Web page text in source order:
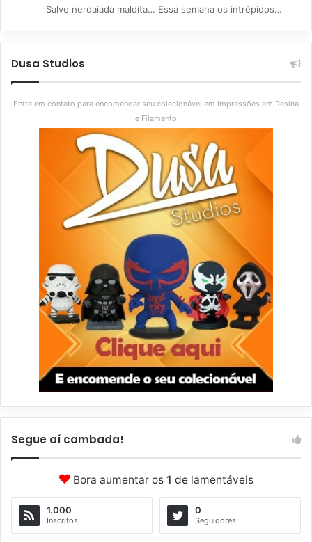
Salve nerdaiada maldita… Essa semana os intrépidos…
Dusa Studios
Entre em contato para encomendar seu colecionável em Impressões em Resina
e Filamento
Segue aí cambada!
Bora aumentar os 1 de lamentáveis
1.000
Inscritos
0
Seguidores